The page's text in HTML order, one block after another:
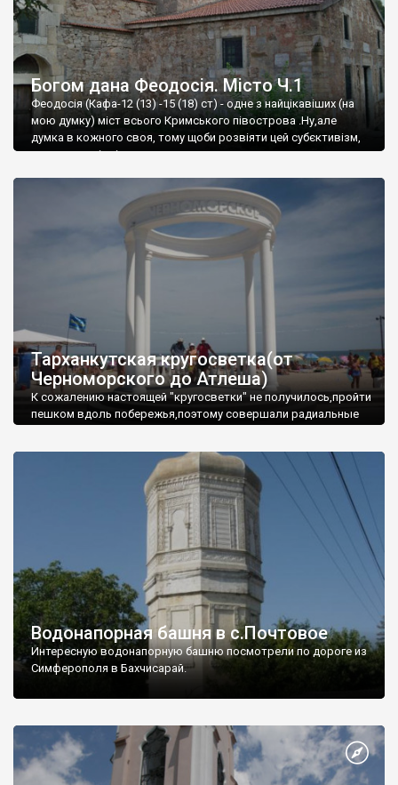
Богом дана Феодосія. Місто Ч.1
Феодосія (Кафа-12 (13) -15 (18) ст) - одне з найцікавіших (на
мою думку) міст всього Кримського півострова .Ну,але
думка в кожного своя, тому щоби розвіяти цей субєктивізм,
запрошую відвідати це
Тарханкутская кругосветка(от
Черноморского до Атлеша)
К сожалению настоящей "кругосветки" не получилось,пройти
пешком вдоль побережья,поэтому совершали радиальные
Водонапорная башня в с.Почтовое
Интересную водонапорную башню посмотрели по дороге из
Симферополя в Бахчисарай.